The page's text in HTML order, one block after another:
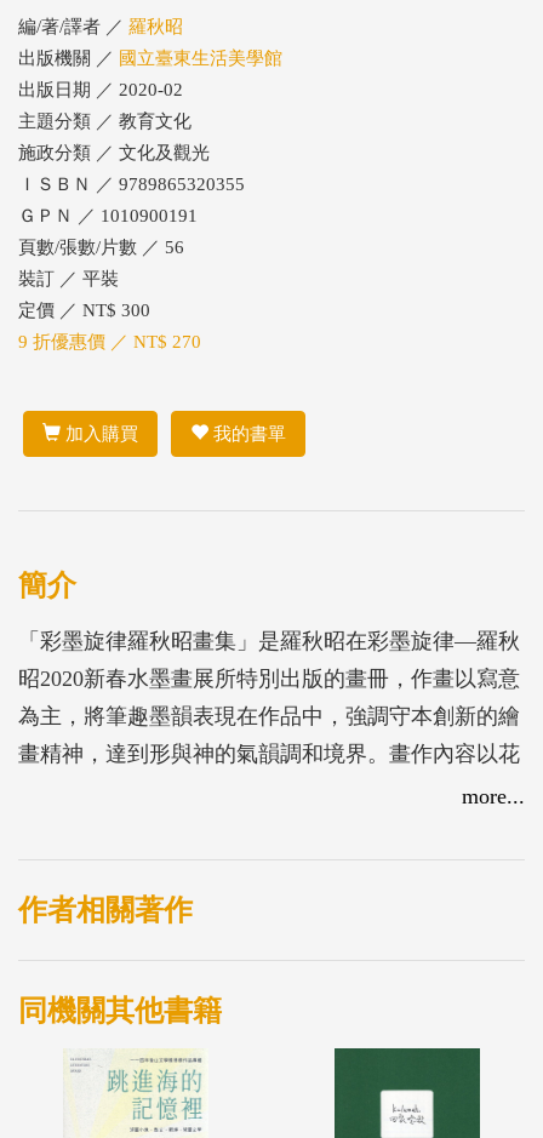
編/著/譯者 ／ 羅秋昭
出版機關 ／ 國立臺東生活美學館
出版日期 ／ 2020-02
主題分類 ／ 教育文化
施政分類 ／ 文化及觀光
ＩＳＢＮ ／ 9789865320355
ＧＰＮ ／ 1010900191
頁數/張數/片數 ／ 56
裝訂 ／ 平裝
定價 ／ NT$ 300
9 折優惠價 ／ NT$ 270
加入購買 我的書單
簡介
「彩墨旋律羅秋昭畫集」是羅秋昭在彩墨旋律—羅秋
昭2020新春水墨畫展所特別出版的畫冊，作畫以寫意
為主，將筆趣墨韻表現在作品中，強調守本創新的繪
畫精神，達到形與神的氣韻調和境界。畫作內容以花
鳥為主，靜觀其畫作，總能感受一股溫馨和樂的氛
牡丹既吐露芬芳，也蘊含富貴吉祥；叢生的墨竹淡泊
明志，更潛藏盎然生機；還有那出汙泥而不染的蓮
more...
作者相關著作
同機關其他書籍